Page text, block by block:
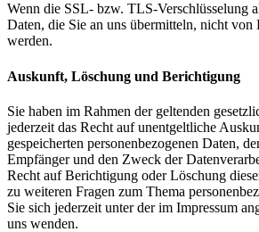
Wenn die SSL- bzw. TLS-Verschlüsselung
Daten, die Sie an uns übermitteln, nicht von
werden.
Auskunft, Löschung und Berichtigung
Sie haben im Rahmen der geltenden
jederzeit das Recht auf unentgeltliche
gespeicherten personenbezogenen Daten,
Empfänger und den Zweck der
Recht auf Berichtigung oder Löschung
zu weiteren Fragen zum Thema
Sie sich jederzeit unter der im Impressum
uns wenden.